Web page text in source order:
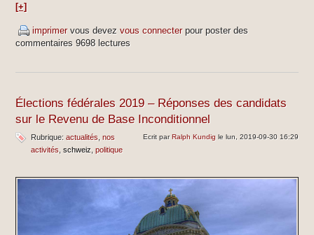
[+]
imprimer vous devez vous connecterpour poster des
commentaires 9698 lectures
Élections fédérales 2019 – Réponses des candidats
sur le Revenu de Base Inconditionnel
Ecrit parRalph Kundig le lun, 2019-09-30 16:29
Rubrique: actualités nos
activités schweiz politique